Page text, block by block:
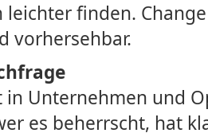
leichter finden.
vorhersehbar.
in Unternehmen und
es beherrscht, hat